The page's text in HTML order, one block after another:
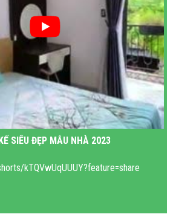
SIÊU ĐẸP MẪU NHÀ 2023
kTQVwUqUUUY?feature=share